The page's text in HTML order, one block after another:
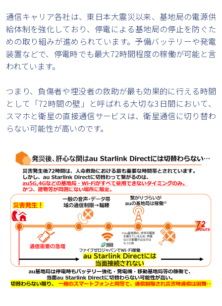
通信キャリア各社は、東日本大震災以来、基地局の電源供
給体制を強化しており、停電による基地局の停止を防ぐた
めの取り組みが進められています。予備バッテリーや発電
装置などで、停電時でも最大72時間程度の稼働が可能と言
われています。
つまり、負傷者や埋没者の救助が最も効果的に行える時間
として「72時間の壁」と呼ばれる大切な3日間において、
スマホと衛星の直接通信サービスは、衛星通信に切り替わ
らない可能性が高いのです。